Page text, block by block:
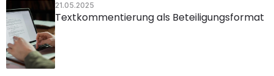
21.05.2025
Textkommentierung als Beteiligungsformat